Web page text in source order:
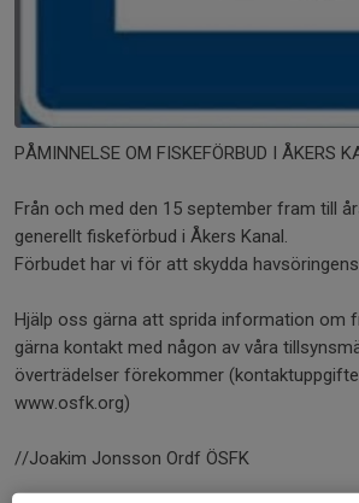
PÅMINNELSE OM FISKEFÖRBUD I ÅKERS
Från och med den 15 september fram till
generellt fiskeförbud i Åkers Kanal.
Förbudet har vi för att skydda
Hjälp oss gärna att sprida information om
gärna kontakt med någon av våra
överträdelser förekommer
www.osfk.org)
//Joakim Jonsson Ordf ÖSFK